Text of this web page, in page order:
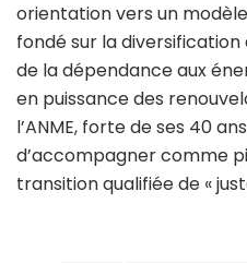
orientation vers un
fondé sur la
de la dépendance aux
en puissance des
l’ANME, forte de ses 40
d’accompagner comme
transition qualifiée de «